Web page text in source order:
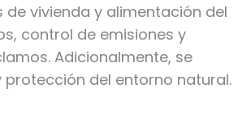
vivienda y alimentación del
control de emisiones y
Adicionalmente, se
del entorno natural.